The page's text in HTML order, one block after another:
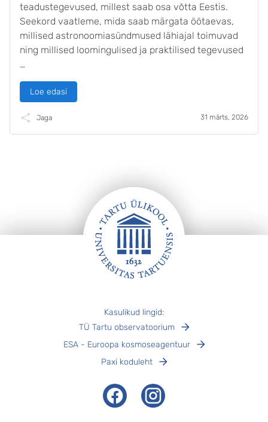
teadustegevused, millest saab osa võtta Eestis.
Seekord vaatleme, mida saab märgata öötaevas,
millised astronoomiasündmused lähiajal toimuvad
ning millised loomingulised ja praktilised tegevused
…
Loe edasi
Jaga 31 märts, 2026
Kasulikud lingid:
TÜ Tartu observatoorium
ESA - Euroopa kosmoseagentuur
Paxi koduleht
FacebookInstagram